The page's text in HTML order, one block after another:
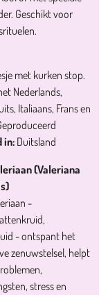
Geschikt voor
met kurken stop.
Nederlands,
Italiaans, Frans en
in: Duitsland
(Valeriana
-
- ontspant het
zenuwstelsel, helpt
stress en